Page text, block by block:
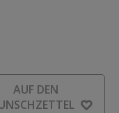
AUF DEN